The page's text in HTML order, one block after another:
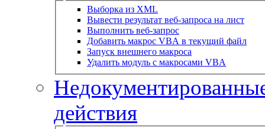
Выборка из XML
Вывести результат веб-запроса на лист
Выполнить веб-запрос
Добавить макрос VBA в текущий файл
Запуск внешнего макроса
Удалить модуль с макросами VBA
действия